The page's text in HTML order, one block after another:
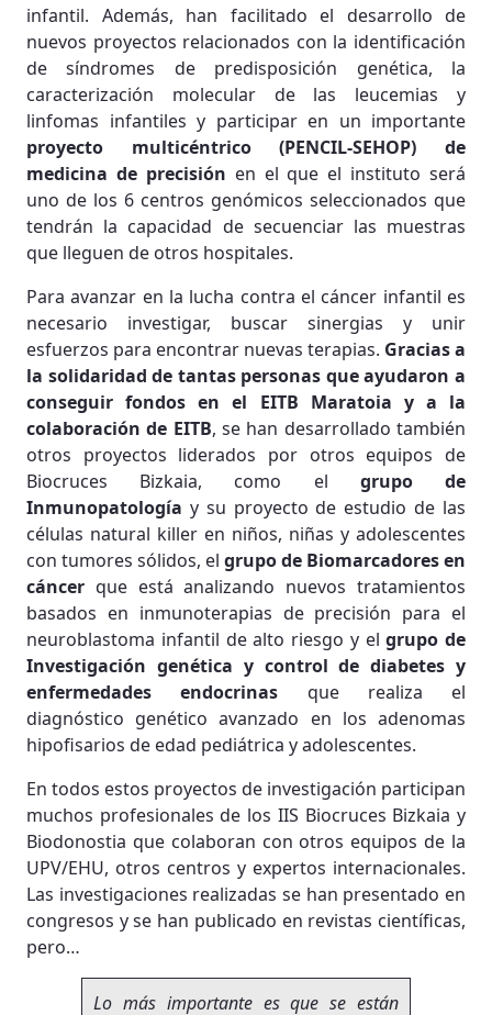
infantil. Además, han facilitado el desarrollo de
nuevos proyectos relacionados con la identificación
de síndromes de predisposición genética, la
caracterización molecular de las leucemias y
linfomas infantiles y participar en un importante
proyecto multicéntrico (PENCIL-SEHOP) de
medicina de precisión en el que el instituto será
uno de los 6 centros genómicos seleccionados que
tendrán la capacidad de secuenciar las muestras
que lleguen de otros hospitales.
Para avanzar en la lucha contra el cáncer infantil es
necesario investigar, buscar sinergias y unir
esfuerzos para encontrar nuevas terapias. Gracias a
la solidaridad de tantas personas que ayudaron a
conseguir fondos en el EITB Maratoia y a la
colaboración de EITB, se han desarrollado también
otros proyectos liderados por otros equipos de
Biocruces Bizkaia, como el grupo de
Inmunopatología y su proyecto de estudio de las
células natural killer en niños, niñas y adolescentes
con tumores sólidos, el grupo de Biomarcadores en
cáncer que está analizando nuevos tratamientos
basados en inmunoterapias de precisión para el
neuroblastoma infantil de alto riesgo y elgrupo de
Investigación genética y control de diabetes y
enfermedades endocrinas que realiza el
diagnóstico genético avanzado en los adenomas
hipofisarios de edad pediátrica y adolescentes.
En todos estos proyectos de investigación participan
muchos profesionales de los IIS Biocruces Bizkaia y
Biodonostia que colaboran con otros equipos de la
UPV/EHU, otros centros y expertos internacionales.
Las investigaciones realizadas se han presentado en
congresos y se han publicado en revistas científicas,
pero…
Lo más importante es que se están